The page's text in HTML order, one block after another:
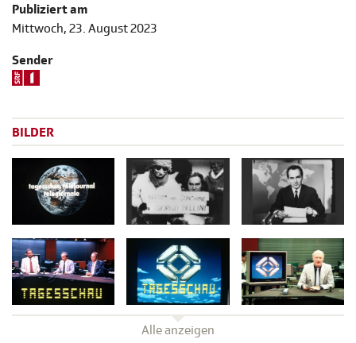
Publiziert am
Mittwoch, 23. August 2023
Sender
BILDER
Alle anzeigen